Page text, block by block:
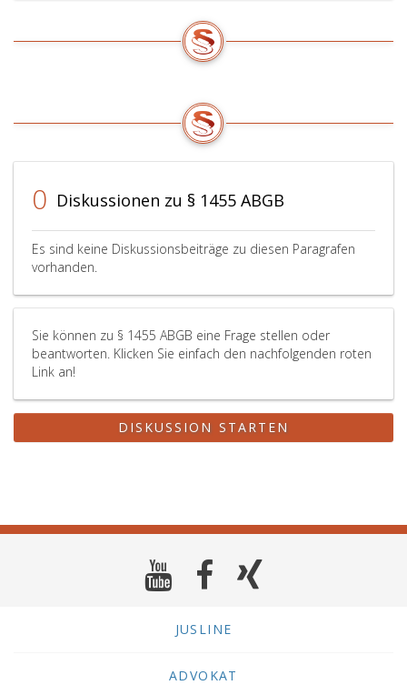
0 Diskussionen zu § 1455 ABGB
Es sind keine Diskussionsbeiträge zu diesen Paragrafen
vorhanden.
Sie können zu § 1455 ABGB eine Frage stellen oder
beantworten. Klicken Sie einfach den nachfolgenden roten
Link an!
DISKUSSION STARTEN
JUSLINE
ADVOKAT